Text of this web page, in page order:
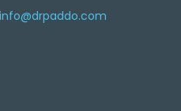
info@drpaddo.com